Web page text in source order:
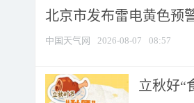
北京市发布雷电黄色预
中国天气网 2026-08-07 08:57
立秋好“